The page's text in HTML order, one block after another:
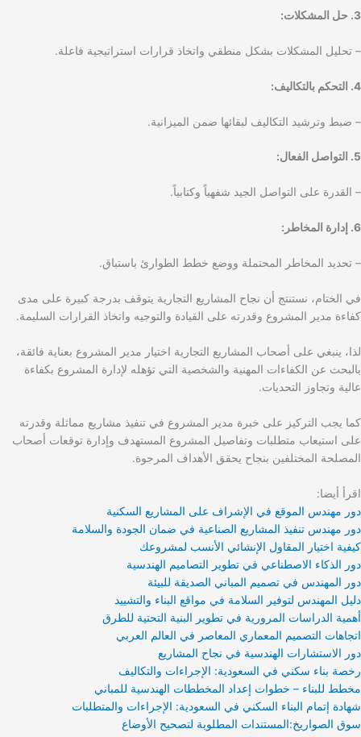
3. حل المشكلات:
– تحليل المشكلات بشكل منطقي واتخاذ قرارات استراتيجية فاعلة.
4. التحكم بالتكاليف:
– ضبط وترشيد التكاليف لبقائها ضمن الميزانية.
5. التواصل الفعال:
– القدرة على التواصل الجيد شفهياً وكتابياً.
6. إدارة المخاطر:
– تحديد المخاطر المحتملة ووضع خطط الطوارئ باستباق.
في الختام، نستنتج أن نجاح المشاريع التجارية يتوقف بدرجة كبيرة على مدى
كفاءة مدير المشروع وقدرته على القيادة والتوجيه واتخاذ القرارات السليمة.
لذا، ينبغي على أصحاب المشاريع التجارية اختيار مدير المشروع بعناية فائقة،
بالبحث عن الكفاءات المهنية والشخصية التي تؤهله لإدارة المشروع بكفاءة
عالية وتجاوز التحديات.
كما يجب التركيز على خبرة مدير المشروع في تنفيذ مشاريع مماثلة وقدرته
على استيعاب متطلبات وتفاصيل المشروع المستهدف وإدارة توقعات أصحاب
المصلحة المختلفين بنجاح يحقق الأهداف المرجوة.
اقرأ أيضا:
دور مهندس الموقع في الإشراف على المشاريع السكنية
دور مهندس تنفيذ المشاريع الصناعية في ضمان الجودة والسلامة
كيفية اختيار المقاول الإنشائي الأنسب لمشروعك
دور الذكاء الاصطناعي في تطوير التصاميم الهندسية
دور المهندس في تصميم المباني الصديقة للبيئة
دليل المهندس لتوفير السلامة في مواقع البناء والتشييد
أهمية الدراسات المرورية في تطوير البنية التحتية للطرق
اتجاهات التصميم المعماري المعاصر في العالم العربي
دور الاستشارات الهندسية في نجاح المشاريع
رخصة بناء سكني في السعودية: الإجراءات والتكاليف
مخطط للبناء – خطوات إعداد المخططات الهندسية للمباني
شهادة إتمام البناء السكني في السعودية: الإجراءات والمتطلبات
سوق الصواريخ:المستندات المطلوبة لتصحيح الأوضاع